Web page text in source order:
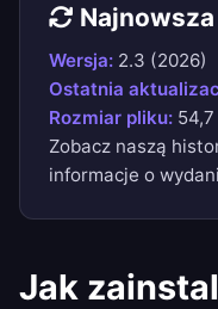
Wersja: 2.3 (2026)
Ostatnia
Rozmiar pliku:
Zobacz naszą
informacje o
Jak